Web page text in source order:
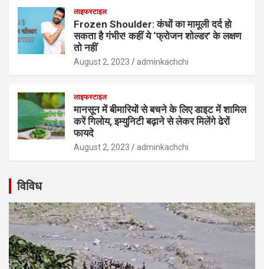
लाइफस्टाइल
Frozen Shoulder: कंधों का मामूली दर्द हो
सकता है गंभीर! कहीं ये ‘फ्रोजन शोल्डर’ के लक्षण
तो नहीं
August 2, 2023 adminkachchi
लाइफस्टाइल
मानसून में बीमारियों से बचने के लिए डाइट में शामिल
करें गिलोय, इम्युनिटी बढ़ाने से लेकर मिलेंगे ढेरों
फायदे
August 2, 2023 adminkachchi
विविध